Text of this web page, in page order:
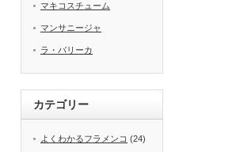
マキコスチューム
マンサニージャ
ラ・バリーカ
カテゴリー
よくわかるフラメンコ (24)